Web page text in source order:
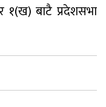
१(ख) बाटै प्रदेशसभा